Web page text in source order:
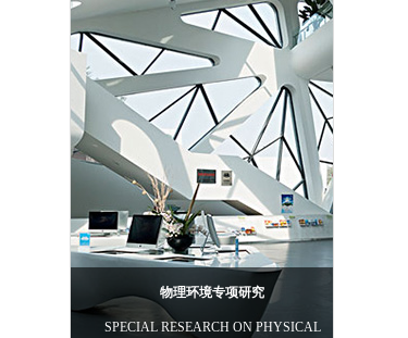
物理环境专项研究
SPECIAL RESEARCH ON PHYSICAL